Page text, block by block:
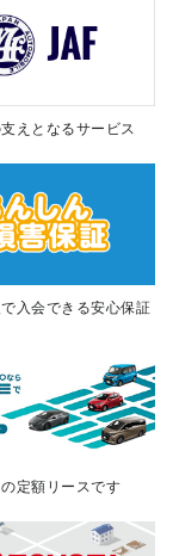
えとなるサービス
入会できる安心保証
定額リースです